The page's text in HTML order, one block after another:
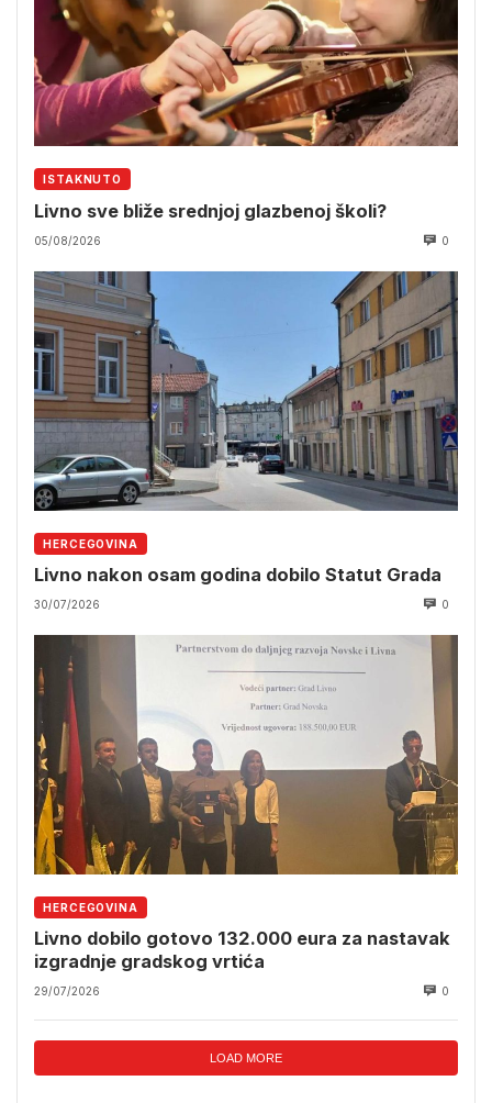
ISTAKNUTO
Livno sve bliže srednjoj glazbenoj školi?
05/08/2026 0
HERCEGOVINA
Livno nakon osam godina dobilo Statut Grada
30/07/2026 0
HERCEGOVINA
Livno dobilo gotovo 132.000 eura za nastavak
izgradnje gradskog vrtića
29/07/2026 0
LOAD MORE